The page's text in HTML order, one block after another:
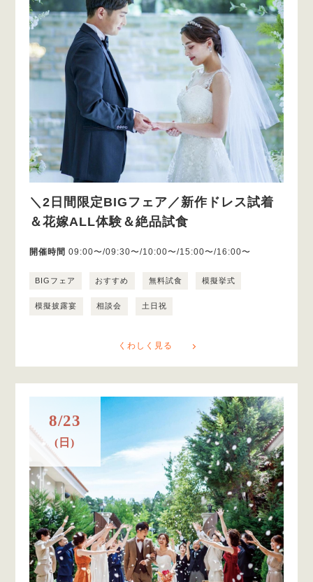
＼2日間限定BIGフェア／新作ドレス試着
＆花嫁ALL体験＆絶品試食
開催時間 09:00〜/09:30〜/10:00〜/15:00〜/16:00〜
BIGフェア おすすめ 無料試食 模擬挙式
模擬披露宴 相談会 土日祝
くわしく見る
8/23
(日)